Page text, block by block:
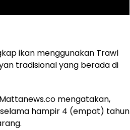
ikan menggunakan Trawl
tradisional yang berada di
mengatakan,
hampir 4 (empat) tahun